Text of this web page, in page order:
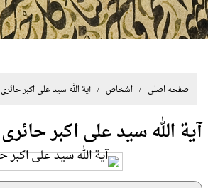
صفحه اصلی / اشخاص / آیة الله سید علی اکبر حائری
آیة الله سید علی اکبر حائری